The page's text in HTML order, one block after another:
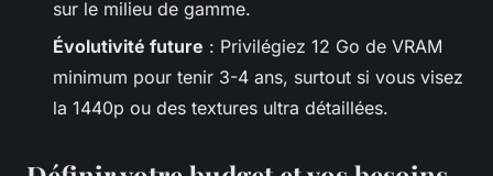
sur le milieu de gamme.
Évolutivité future : Privilégiez 12 Go de VRAM
minimum pour tenir 3-4 ans, surtout si vous visez
la 1440p ou des textures ultra détaillées.